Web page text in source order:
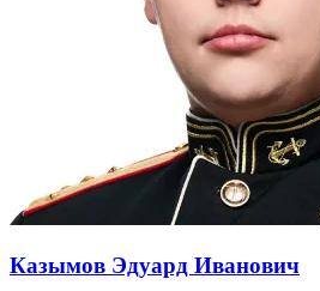
Казымов Эдуард Иванович